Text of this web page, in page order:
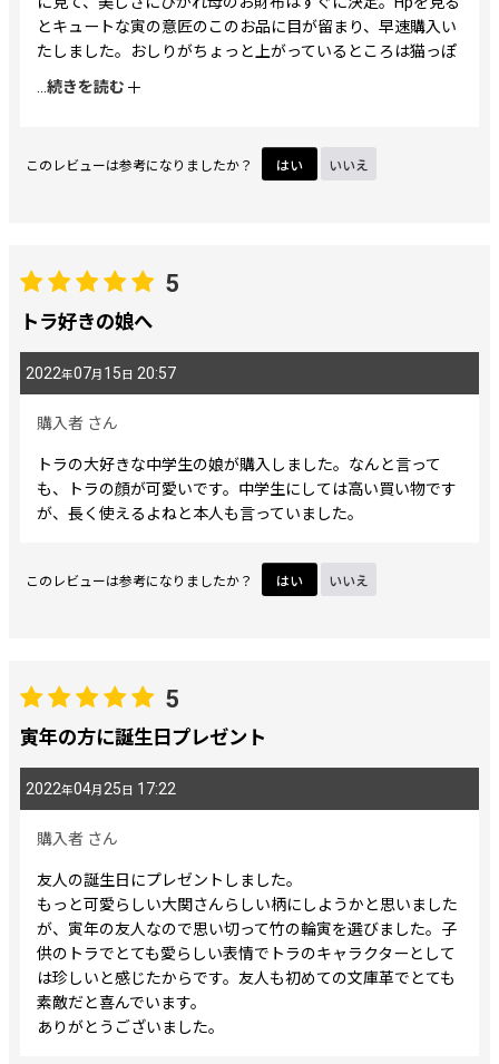
とキュートな寅の意匠のこのお品に目が留まり、早速購入い
たしました。おしりがちょっと上がっているところは猫っぽ
く、とってもかわいくほっこりします。この絵柄の小虎より
ずいぶん年上ですが、前向きに寅年を乗り越えられそうで
続きを読む
このレビューは参考になりましたか？ はい いいえ
5
トラ好きの娘へ
2022年07月 15 日 20:57
購入者 さん
トラの大好きな中学生の娘が購入しました。なんと言って
も、トラの顔が可愛いです。中学生にしては高い買い物です
が、長く使えるよねと本人も言っていました。
このレビューは参考になりましたか？ はい いいえ
5
寅年の方に誕生日プレゼント
2022年04月 25 日 17:22
購入者 さん
友人の誕生日にプレゼントしました。
もっと可愛らしい大関さんらしい柄にしようかと思いました
が、寅年の友人なので思い切って竹の輪寅を選びました。子
供のトラでとても愛らしい表情でトラのキャラクターとして
は珍しいと感じたからです。友人も初めての文庫革でとても
素敵だと喜んでいます。
ありがとうございました。